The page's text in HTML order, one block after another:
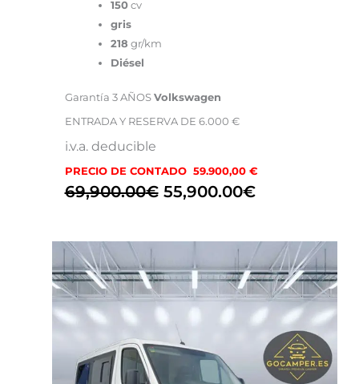
150cv
gris
218 gr/km
Diésel
Garantía 3 AÑOS Volkswagen
ENTRADA Y RESERVA DE 6.000 €
i.v.a. deducible
PRECIO DE CONTADO 59.900,00 €
69,900.00€ 55,900.00€
precio
original
era:
66,900.00€.
El
precio
actual
es:
29,900.00€.